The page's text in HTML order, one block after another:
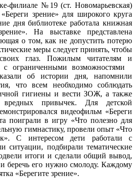
филиале №19 (ст. Новомарьевская)
зрение» для широкого круга
дня библиотеке работала книжная
На выставке представлена
о том, как не допустить потерю
меры следует принять, чтобы
глаз. Пожилым читателям и
ограниченными возможностями
об истории дня, напомнили
что всем необходимо соблюдать
гигиены и вести ЗОЖ, а также
вредных привычек. Для детской
видеофильм «Береги
поиграли в игру «Что полезно для
гимнастику, провели опыт «Что
С интересом дети работали с
ситуации, подбирали тематические
итоги и сделали общий вывод,
и беречь его нужно смолоду. Каждому
«Берегите зрение».